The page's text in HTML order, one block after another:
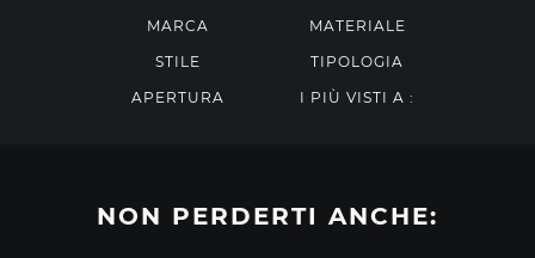
MARCA
MATERIALE
STILE
TIPOLOGIA
APERTURA
I PIÙ VISTI A :
NON PERDERTI ANCHE: